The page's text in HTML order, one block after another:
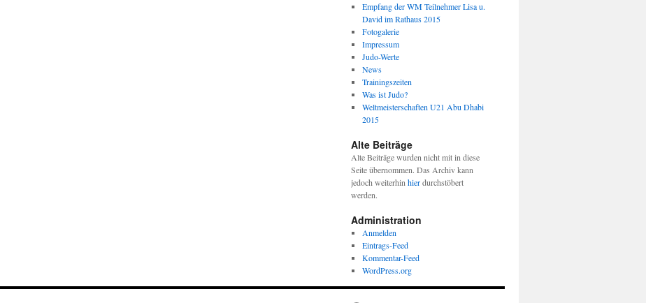
Empfang der WM Teilnehmer Lisa u.
David im Rathaus 2015
Fotogalerie
Impressum
Judo-Werte
News
Trainingszeiten
Was ist Judo?
Weltmeisterschaften U21 Abu Dhabi
2015
Alte Beiträge
Alte Beiträge wurden nicht mit in diese
Seite übernommen. Das Archiv kann
jedoch weiterhin hierdurchstöbert
werden.
Administration
Anmelden
Eintrags-Feed
Kommentar-Feed
WordPress.org